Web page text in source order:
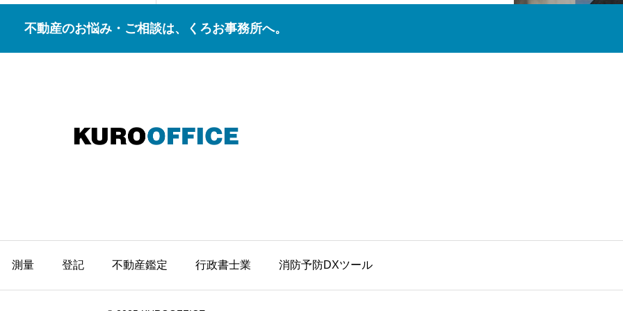
不動産のお悩み・ご相談は、くろお事務所へ。
測量 登記 不動産鑑定 行政書士業 消防予防DXツール